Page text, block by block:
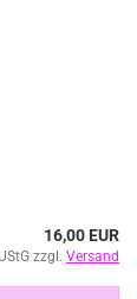
16,00 EUR
zzgl. Versand